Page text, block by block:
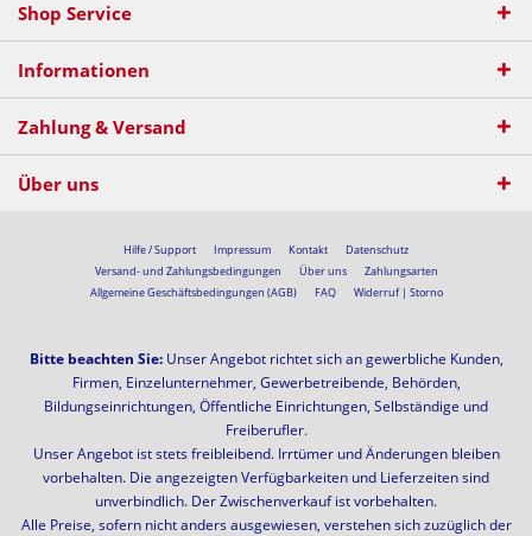
Shop Service
Informationen
Zahlung & Versand
Über uns
Hilfe / Support Impressum Kontakt
Datenschutz
Versand- und Zahlungsbedingungen
Über uns
Zahlungsarten
Allgemeine Geschäftsbedingungen (AGB)
FAQ Widerruf | Storno
Bitte beachten Sie:Unser Angebot richtet sich an gewerbliche Kunden,
Firmen, Einzelunternehmer, Gewerbetreibende, Behörden,
Bildungseinrichtungen, Öffentliche Einrichtungen, Selbständige und
Freiberufler.
Unser Angebot ist stets freibleibend. Irrtümer und Änderungen bleiben
vorbehalten. Die angezeigten Verfügbarkeiten und Lieferzeiten sind
unverbindlich. Der Zwischenverkauf ist vorbehalten.
Alle Preise, sofern nicht anders ausgewiesen, verstehen sich zuzüglich der